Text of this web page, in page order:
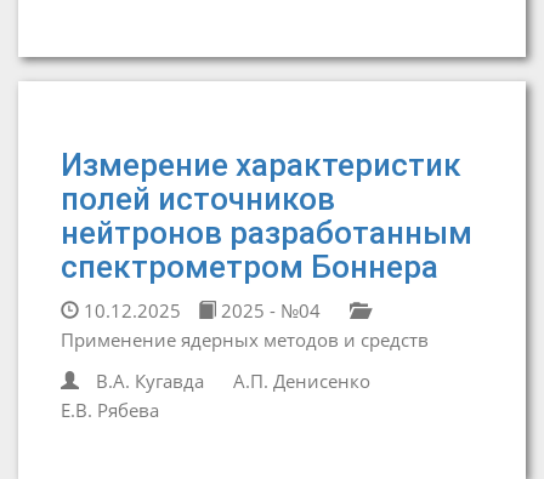
Измерение характеристик
полей источников
нейтронов разработанным
спектрометром Боннера
10.12.2025
2025 - №04
Применение ядерных методов и средств
В.А. Кугавда
А.П. Денисенко
Е.В. Рябева